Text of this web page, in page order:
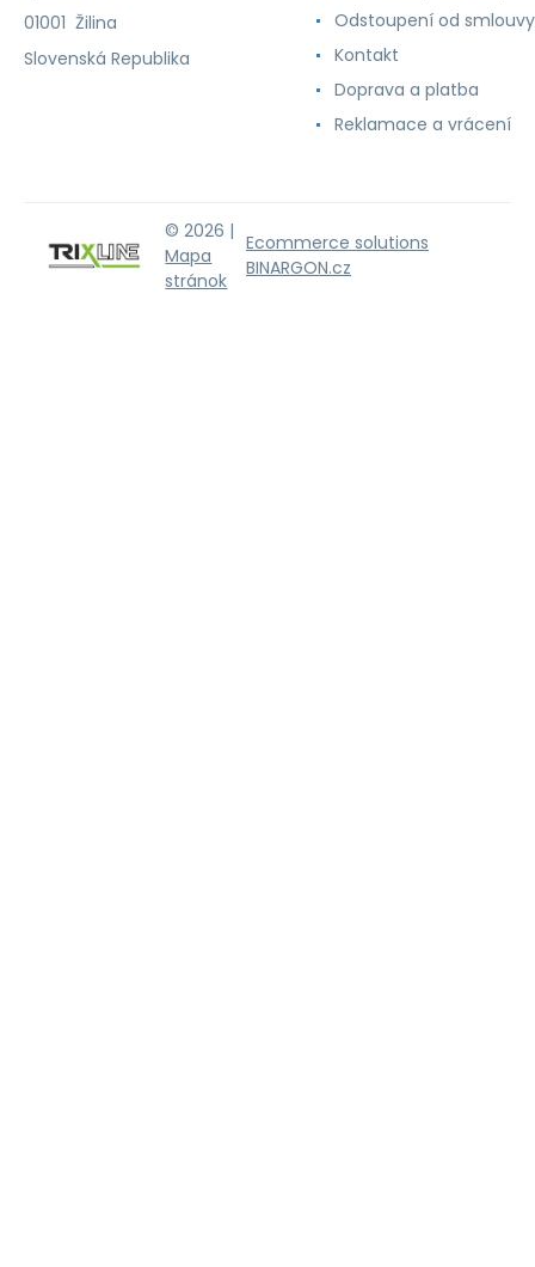
01001 Žilina
Slovenská Republika
Odstoupení od smlouvy
Kontakt
Doprava a platba
Reklamace a vrácení
© 2026 |
Mapa
stránok
Ecommerce solutions
BINARGON.cz